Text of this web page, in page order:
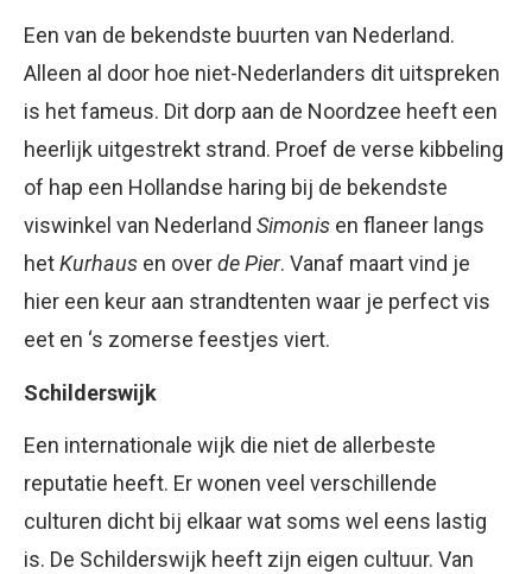
Een van de bekendste buurten van Nederland.
Alleen al door hoe niet-Nederlanders dit uitspreken
is het fameus. Dit dorp aan de Noordzee heeft een
heerlijk uitgestrekt strand. Proef de verse kibbeling
of hap een Hollandse haring bij de bekendste
viswinkel van Nederland Simonis en flaneer langs
hetKurhaus en overde Pier. Vanaf maart vind je
hier een keur aan strandtenten waar je perfect vis
eet en ‘s zomerse feestjes viert.
Schilderswijk
Een internationale wijk die niet de allerbeste
reputatie heeft. Er wonen veel verschillende
culturen dicht bij elkaar wat soms wel eens lastig
is. De Schilderswijk heeft zijn eigen cultuur. Van